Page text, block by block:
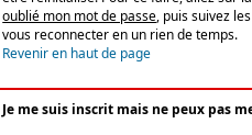
oublié mon mot de passe, puis suivez
vous reconnecter en un rien de temps.
Revenir en haut de page
Je me suis inscrit mais ne peux pas